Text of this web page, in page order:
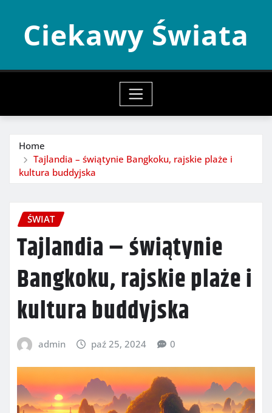
contentCiekawy Świata
Home
Tajlandia – świątynie Bangkoku, rajskie plaże i
kultura buddyjska
ŚWIAT
Tajlandia – świątynie
Bangkoku, rajskie plaże i
kultura buddyjska
admin paź 25, 2024 0